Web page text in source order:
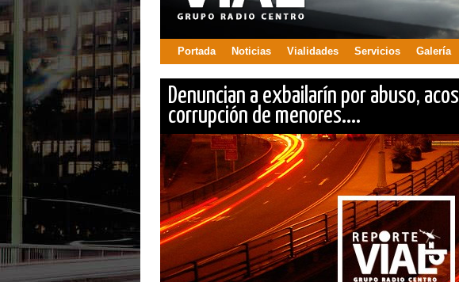
Portada Noticias Vialidades Servicios Galería
Denuncian a exbailarín por abuso,
corrupción de menores....